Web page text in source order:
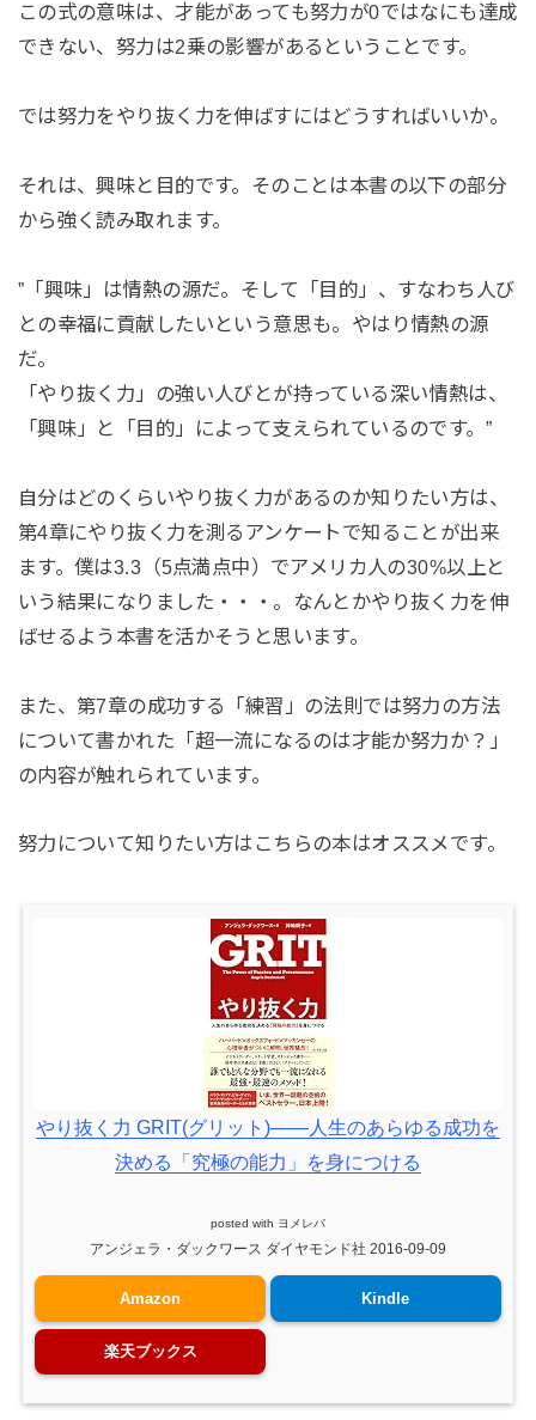
この式の意味は、才能があっても努力が0ではなにも達成
できない、努力は2乗の影響があるということです。
では努力をやり抜く力を伸ばすにはどうすればいいか。
それは、興味と目的です。そのことは本書の以下の部分
から強く読み取れます。
”「興味」は情熱の源だ。そして「目的」、すなわち人び
との幸福に貢献したいという意思も。やはり情熱の源
だ。
「やり抜く力」の強い人びとが持っている深い情熱は、
「興味」と「目的」によって支えられているのです。”
自分はどのくらいやり抜く力があるのか知りたい方は、
第4章にやり抜く力を測るアンケートで知ることが出来
ます。僕は3.3（5点満点中）でアメリカ人の30%以上と
いう結果になりました・・・。なんとかやり抜く力を伸
ばせるよう本書を活かそうと思います。
また、第7章の成功する「練習」の法則では努力の方法
について書かれた「超一流になるのは才能か努力か？」
の内容が触れられています。
努力について知りたい方はこちらの本はオススメです。
やり抜く力 GRIT(グリット)――人生のあらゆる成功を
決める「究極の能力」を身につける
posted with ヨメレバ
アンジェラ・ダックワース ダイヤモンド社 2016-09-09
Amazon Kindle
楽天ブックス